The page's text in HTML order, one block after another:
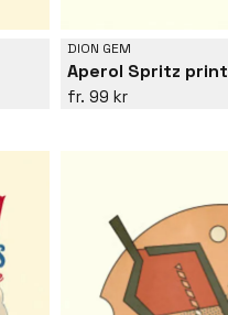
DION GEM
Aperol Spritz print
99 kr